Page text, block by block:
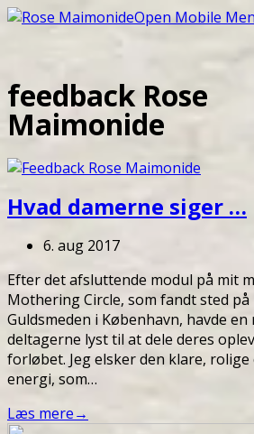
Open Mobile
feedback Rose
Maimonide
Hvad damerne siger …
6. aug 2017
Efter det afsluttende modul på mit
Mothering Circle, som fandt sted
Guldsmeden i København, havde
deltagerne lyst til at dele deres
forløbet. Jeg elsker den klare, rolige
energi, som…
Læs mere→